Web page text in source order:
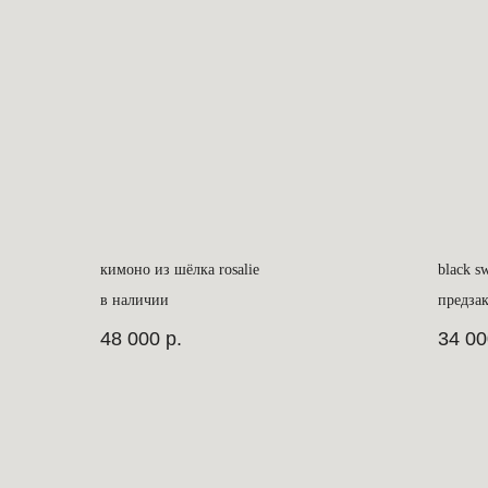
кимоно из шёлка rosalie
в наличии
48 000 р.
black
34